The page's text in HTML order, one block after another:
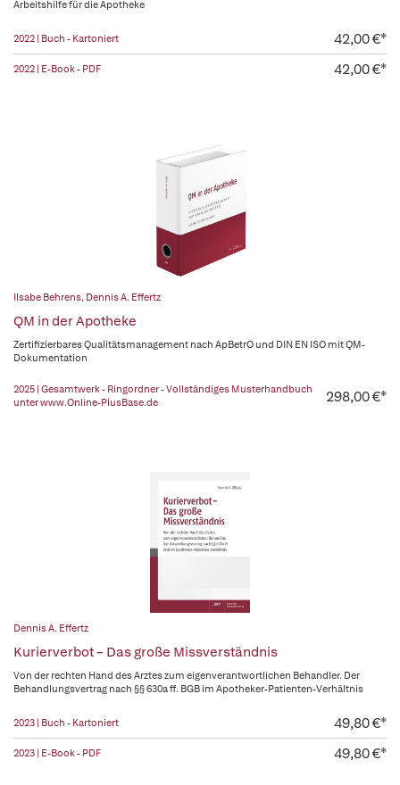
Arbeitshilfe für die Apotheke
2022 | Buch - Kartoniert 42,00 €*
2022 | E-Book - PDF 42,00 €*
Ilsabe Behrens, Dennis A. Effertz
QM in der Apotheke
Zertifizierbares Qualitätsmanagement nach ApBetrO und DIN EN ISO mit QM-
Dokumentation
2025 | Gesamtwerk - Ringordner - Vollständiges Musterhandbuch
unter www.Online-PlusBase.de
298,00 €*
Dennis A. Effertz
Kurierverbot – Das große Missverständnis
Von der rechten Hand des Arztes zum eigenverantwortlichen Behandler. Der
Behandlungsvertrag nach §§ 630a ff. BGB im Apotheker-Patienten-Verhältnis
2023 | Buch - Kartoniert 49,80 €*
2023 | E-Book - PDF 49,80 €*